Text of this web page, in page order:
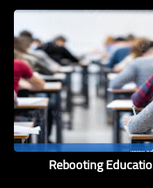
Rebooting